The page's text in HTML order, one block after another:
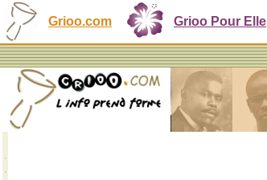
Grioo.com Grioo Pour Elle